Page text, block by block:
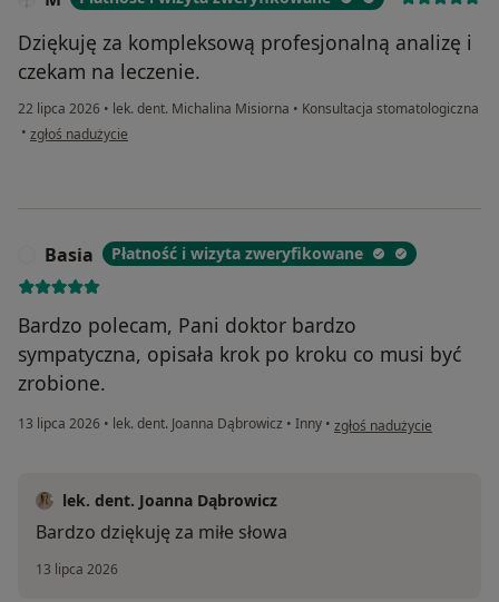
Dziękuję za kompleksową profesjonalną analizę i
czekam na leczenie.
22 lipca 2026 • lek. dent. Michalina Misiorna • Konsultacja stomatologiczna
• w opinii użytkownika M
zgłoś nadużycie
Basia Płatność i wizyta zweryfikowane
Bardzo polecam, Pani doktor bardzo
sympatyczna, opisała krok po kroku co musi być
zrobione.
13 lipca 2026 • lek. dent. Joanna Dąbrowicz • Inny • w opinii użytkownika Basia
zgłoś nadużycie
lek. dent. Joanna Dąbrowicz
Bardzo dziękuję za miłe słowa
13 lipca 2026